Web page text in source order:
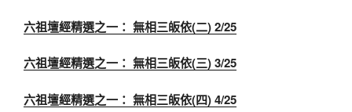
六祖壇經精選之一： 無相三皈依(二) 2/25
六祖壇經精選之一： 無相三皈依(三) 3/25
六祖壇經精選之一： 無相三皈依(四) 4/25